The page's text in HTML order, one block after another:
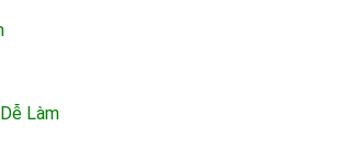
Làm